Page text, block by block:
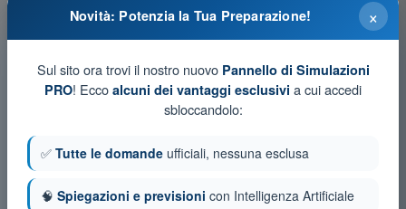
×
Novità: Potenzia la Tua Preparazione!
Sul sito ora trovi il nostro nuovo Pannello di Simulazioni
PRO! Ecco alcuni dei vantaggi esclusivi a cui accedi
sbloccandolo:
✅ Tutte le domande ufficiali, nessuna esclusa
🧠 Spiegazioni e previsioni con Intelligenza Artificiale